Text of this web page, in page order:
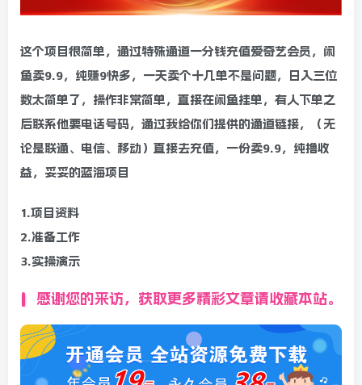
这个项目很简单，通过特殊通道一分钱充值爱奇艺会员，闲
鱼卖9.9，纯赚9快多，一天卖个十几单不是问题，日入三位
数太简单了，操作非常简单，直接在闲鱼挂单，有人下单之
后联系他要电话号码，通过我给你们提供的通道链接，（无
论是联通、电信、移动）直接去充值，一份卖9.9，纯撸收
益，妥妥的蓝海项目
1.项目资料
2.准备工作
3.实操演示
感谢您的来访，获取更多精彩文章请收藏本站。